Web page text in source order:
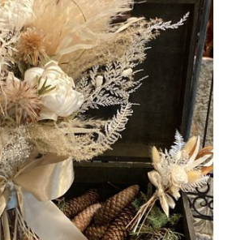
ドライフラワー